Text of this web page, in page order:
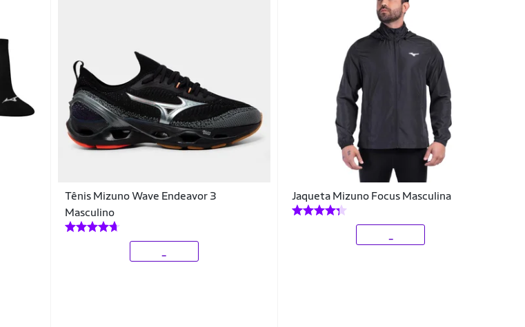
Tênis Mizuno Wave Endeavor 3
Masculino
Jaqueta Mizuno Focus Masculina